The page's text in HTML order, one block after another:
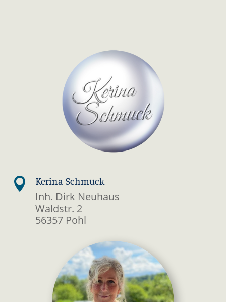
 Kerina Schmuck
Inh. Dirk Neuhaus
Waldstr. 2
56357 Pohl